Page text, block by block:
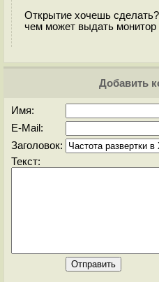
Открытие хочешь
чем может выдать монитор
Добавить
Имя:
E-Mail:
Заголовок:
Текст: